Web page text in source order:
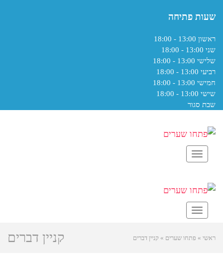
שעות פתיחה
ראשון 13:00 - 18:00
שני 13:00 - 18:00
שלישי 13:00 - 18:00
רביעי 13:00 - 18:00
חמישי 13:00 - 18:00
שישי 13:00 - 18:00
שבת סגור
תפריט
תפריט
קניין דברים ראשי » פתחו שערים » קניין דברים